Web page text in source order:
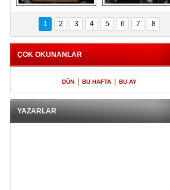
Kaymakamlıktan
iftar yemeği
NERGÜL
YILDIRIM SEÇİM
BÜROSUNU AÇTI
1 2 3 4 5 6 7 8
ÇOK OKUNANLAR
DÜN BU HAFTA BU AY
YAZARLAR